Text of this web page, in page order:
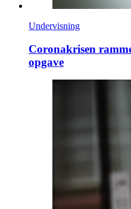
Undervisning
Coronakrisen
opgave